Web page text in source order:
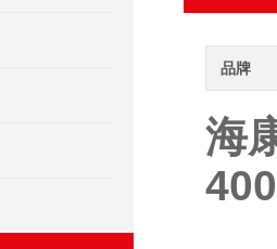
品牌
海